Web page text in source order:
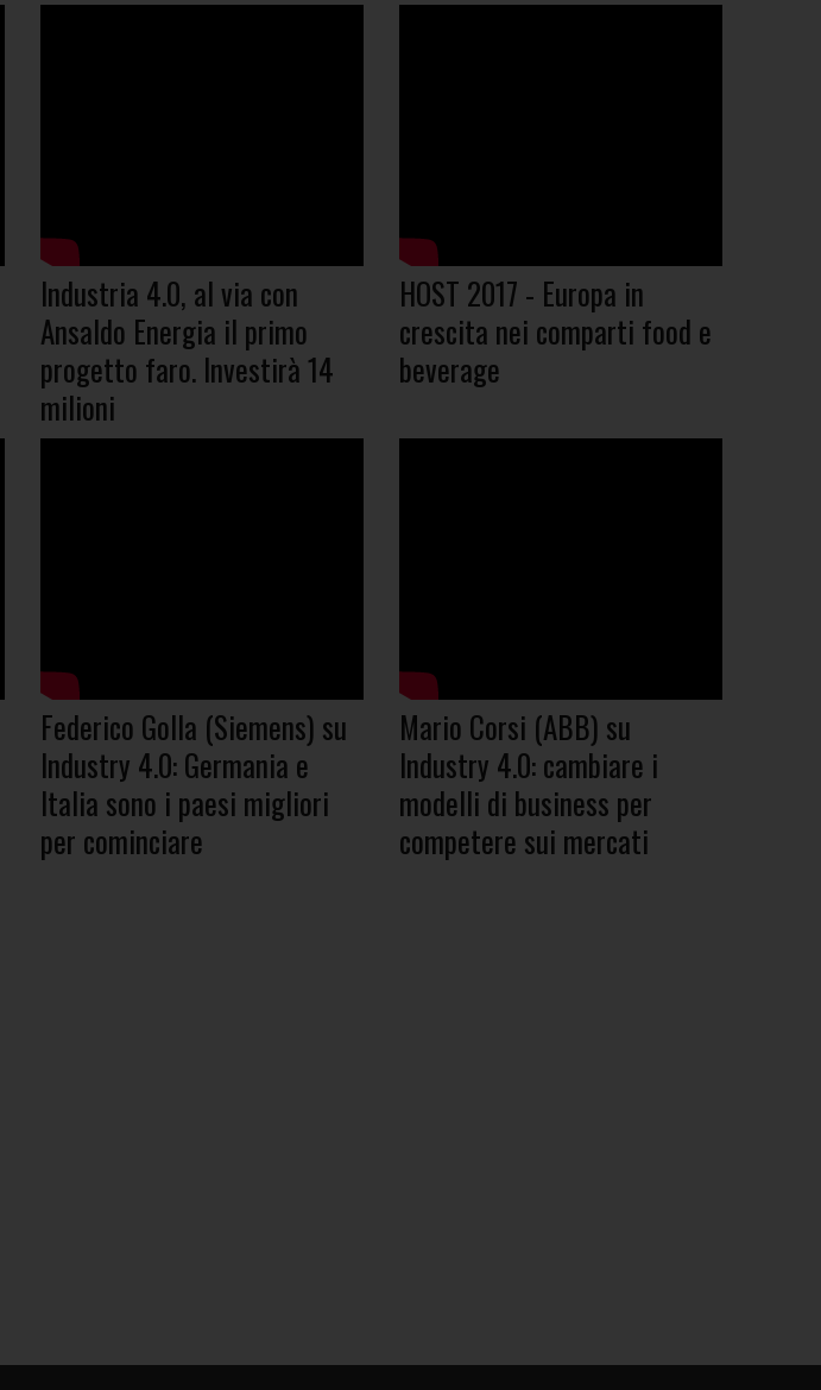
Industria 4.0, al via con
Ansaldo Energia il primo
progetto faro. Investirà 14
milioni
HOST 2017 - Europa in
crescita nei comparti food e
beverage
Federico Golla (Siemens) su
Industry 4.0: Germania e
Italia sono i paesi migliori
per cominciare
Mario Corsi (ABB) su
Industry 4.0: cambiare i
modelli di business per
competere sui mercati